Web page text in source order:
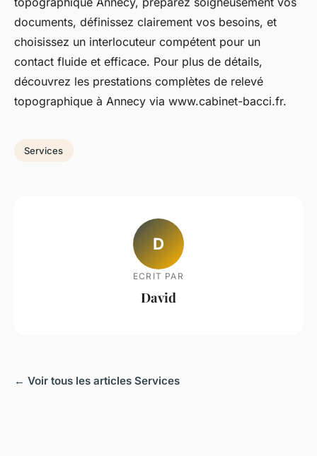
documents, définissez clairement vos besoins, et
choisissez un interlocuteur compétent pour un
contact fluide et efficace. Pour plus de détails,
découvrez les prestations complètes de relevé
topographique à Annecy via www.cabinet-bacci.fr.
Services
D
ECRIT PAR
David
← Voir tous les articles Services